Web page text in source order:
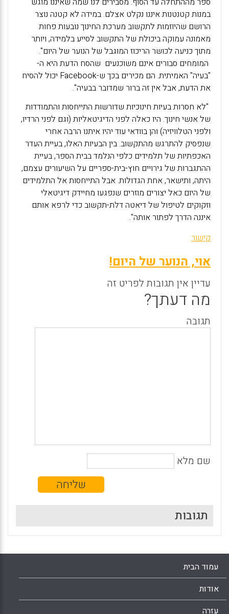
במנות קטנטנות איננו נקלט אצלם. במידה לא קטנה נוצר
הרושם שהיוזמות לתקשוב מערכת החינוך נובעות פחות
מאמונה עמוקה ביכולת של התקשוב לסייע בלמידה, ויותר
מתוך כניעה לכושר הריכוז המוגבל של הנוער של היום".
המומחים סבורים אינם משוכנעים שהסח הדעת היא ה-
"בעיה" האמיתית. הם מכירים בכך ש-Facebook יכול להסיח
את הדעת, אבל אין זה ברור שמדובר בבעיה".
"לא חסרות בעיות חינוכיות שדורשות התייחסות והתמודדות
של אנשי חינוך. היו כאלה לפני הדיגיטאליות (וגם לפני הרדיו,
ולפני הטלוויזיה) והן בוודאי עוד יהיו איתנו הרבה אחרי
שנפסיק להתרגש מהתקשוב. בין הבעיות האלו, בעיית העדר
האכפתיות של תלמידים כלפי הנלמד בבית הספר, בעיית
ההתגברות של גירויים חוץ-בית-ספריים על השיעורים עצמם,
היתה, ותישאר, אחת הגדולות. אבל התייחסות אל התלמידים
של היום כאל יצורים מוזרים שנפגעו מחיידק דיגיטאלי
וזקוקים לטיפול של דיאטה דלת-תקשוב כדי לרפא אותם
איננה הדרך לפתור אותה".
קישור
אוי, הנוער של היום!
עדיין אין תגובות לפריט זה
מה דעתך?
תגובה
שם מלא
תגובות
עמוד הבית
אודות
עזרה